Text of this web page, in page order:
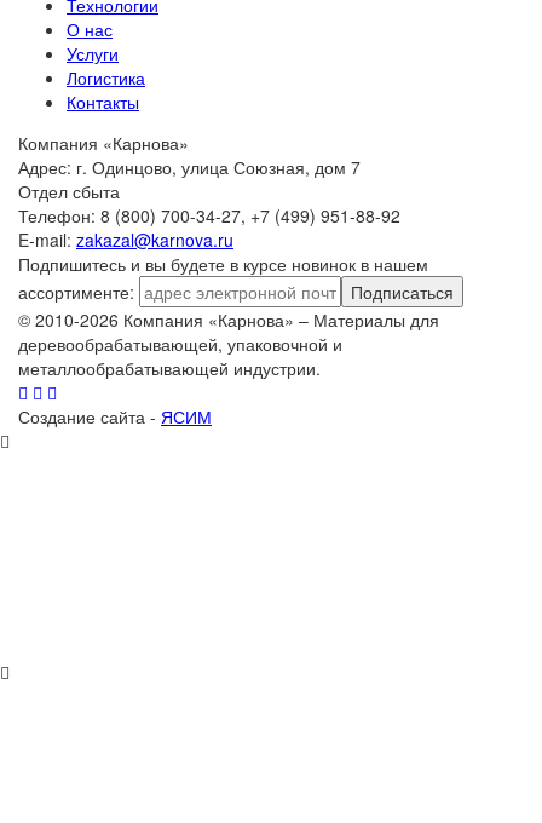
Технологии
О нас
Услуги
Логистика
Контакты
Компания «Карнова»
Адрес: г. Одинцово, улица Союзная, дом 7
Отдел сбыта
Телефон: 8 (800) 700-34-27, +7 (499) 951-88-92
E-mail: zakazal@karnova.ru
Подпишитесь и вы будете в курсе новинок в нашем
ассортименте:
Подписаться
© 2010-2026 Компания «Карнова» – Материалы для
деревообрабатывающей, упаковочной и
металлообрабатывающей индустрии.
Создание сайта - ЯСИМ